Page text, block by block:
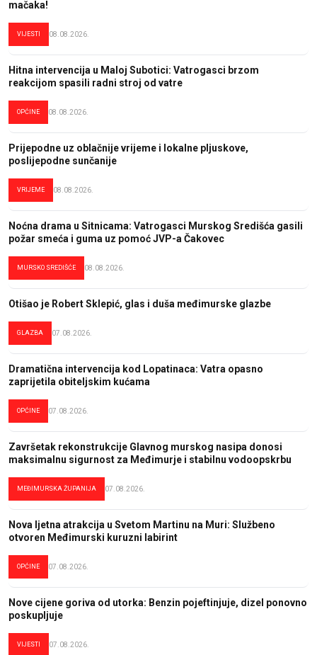
mačaka!
VIJESTI 08.08.2026.
Hitna intervencija u Maloj Subotici: Vatrogasci brzom
reakcijom spasili radni stroj od vatre
OPĆINE 08.08.2026.
Prijepodne uz oblačnije vrijeme i lokalne pljuskove,
poslijepodne sunčanije
VRIJEME 08.08.2026.
Noćna drama u Sitnicama: Vatrogasci Murskog Središća gasili
požar smeća i guma uz pomoć JVP-a Čakovec
MURSKO SREDIŠĆE 08.08.2026.
Otišao je Robert Sklepić, glas i duša međimurske glazbe
GLAZBA 07.08.2026.
Dramatična intervencija kod Lopatinaca: Vatra opasno
zaprijetila obiteljskim kućama
OPĆINE 07.08.2026.
Završetak rekonstrukcije Glavnog murskog nasipa donosi
maksimalnu sigurnost za Međimurje i stabilnu vodoopskrbu
MEĐIMURSKA ŽUPANIJA 07.08.2026.
Nova ljetna atrakcija u Svetom Martinu na Muri: Službeno
otvoren Međimurski kuruzni labirint
OPĆINE 07.08.2026.
Nove cijene goriva od utorka: Benzin pojeftinjuje, dizel ponovno
poskupljuje
VIJESTI 07.08.2026.